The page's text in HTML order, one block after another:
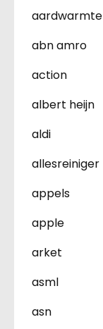
aardwarmte
abn amro
action
albert heijn
aldi
allesreiniger
appels
apple
arket
asml
asn